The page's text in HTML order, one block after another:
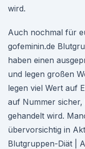
wird.
Auch nochmal für
gofeminin.de
haben einen
und legen großen
legen viel Wert auf
auf Nummer sicher,
gehandelt wird.
übervorsichtig in
Blutgruppen-Diät |